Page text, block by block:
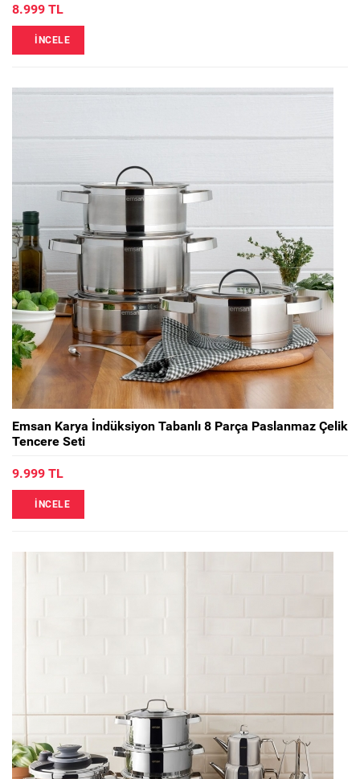
8.999 TL
İNCELE
Emsan Karya İndüksiyon Tabanlı 8 Parça Paslanmaz Çelik
Tencere Seti
9.999 TL
İNCELE